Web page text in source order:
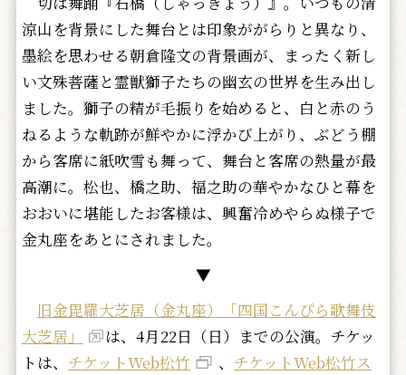
涼山を背景にした舞台とは印象ががらりと異なり、
墨絵を思わせる朝倉隆文の背景画が、まったく新し
い文殊菩薩と霊獣獅子たちの幽玄の世界を生み出し
ました。獅子の精が毛振りを始めると、白と赤のう
ねるような軌跡が鮮やかに浮かび上がり、ぶどう棚
から客席に紙吹雪も舞って、舞台と客席の熱量が最
高潮に。松也、橋之助、福之助の華やかなひと幕を
おおいに堪能したお客様は、興奮冷めやらぬ様子で
金丸座をあとにされました。
▼
旧金毘羅大芝居（金丸座）「四国こんぴら歌舞伎
大芝居」
は、4月22日（日）までの公演。チケッ
トは、 チケットWeb松竹 、 チケットWeb松竹ス